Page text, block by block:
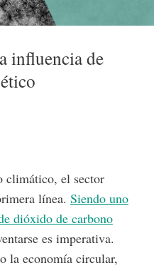
influencia de
climático, el sector
línea. Siendo uno
dióxido de carbono
es imperativa.
la economía circular,